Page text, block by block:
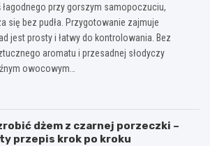
przy gorszym samopoczuciu,
się bez pudła. Przygotowanie zajmuje
jest prosty i łatwy do kontrolowania. Bez
aromatu i przesadnej słodyczy
owocowym…
dżem z czarnej porzeczki –
przepis krok po kroku